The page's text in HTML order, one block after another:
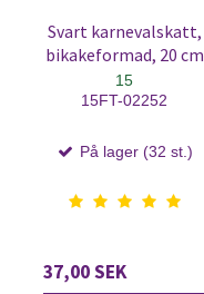
Svart karnevalskatt,
bikakeformad, 20 cm
15
15FT-02252
På lager (32 st.)
37,00 SEK